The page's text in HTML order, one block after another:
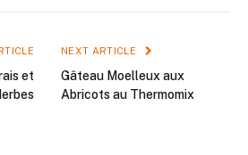
et
NEXT ARTICLE
Gâteau Moelleux aux
Abricots au Thermomix